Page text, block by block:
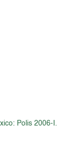
Polis 2006-I.